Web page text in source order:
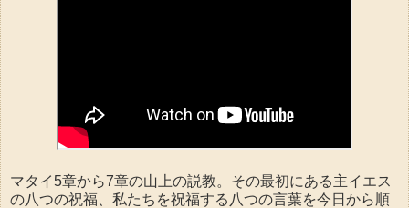
マタイ5章から7章の山上の説教。その最初にある主イエス
の八つの祝福、私たちを祝福する八つの言葉を今日から順